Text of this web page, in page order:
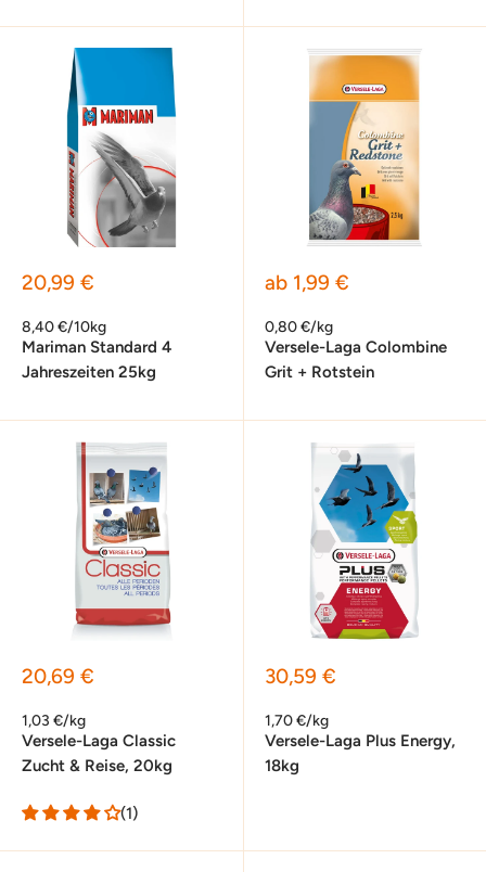
Sonderpreis
20,99 €
8,40 €/10kg
Mariman Standard 4
Jahreszeiten 25kg
Sonderpreis
ab 1,99 €
0,80 €/kg
Versele-Laga Colombine
Grit + Rotstein
Sonderpreis
20,69 €
1,03 €/kg
Versele-Laga Classic
Zucht & Reise, 20kg
(1)
Sonderpreis
30,59 €
1,70 €/kg
Versele-Laga Plus Energy,
18kg